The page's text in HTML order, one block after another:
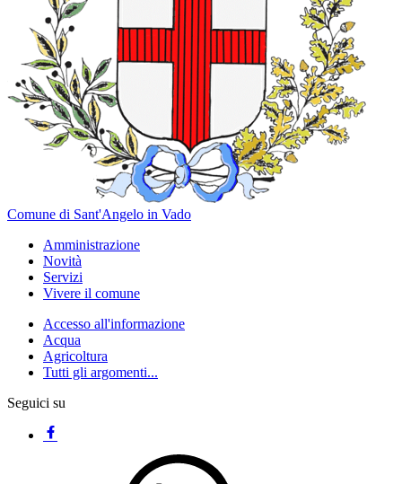
Comune di Sant'Angelo in Vado
Amministrazione
Novità
Servizi
Vivere il comune
Accesso all'informazione
Acqua
Agricoltura
Tutti gli argomenti...
Seguici su